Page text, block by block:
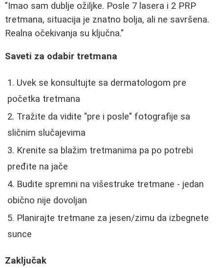
"Imao sam dublje ožiljke. Posle 7 lasera i 2 PRP
tretmana, situacija je znatno bolja, ali ne savršena.
Realna očekivanja su ključna."
Saveti za odabir tretmana
Uvek se konsultujte sa dermatologom pre
početka tretmana
Tražite da vidite "pre i posle" fotografije sa
sličnim slučajevima
Krenite sa blažim tretmanima pa po potrebi
pređite na jače
Budite spremni na višestruke tretmane - jedan
obično nije dovoljan
Planirajte tretmane za jesen/zimu da izbegnete
sunce
Zaključak